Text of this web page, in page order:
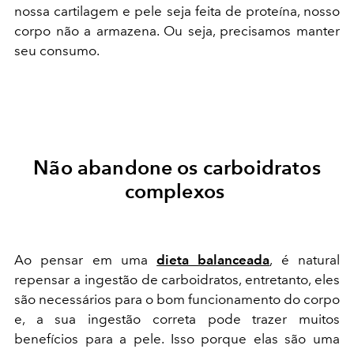
nossa cartilagem e pele seja feita de proteína, nosso
corpo não a armazena. Ou seja, precisamos manter
seu consumo.
Não abandone os carboidratos
complexos
Ao pensar em umadieta balanceada, é natural
repensar a ingestão de carboidratos, entretanto, eles
são necessários para o bom funcionamento do corpo
e, a sua ingestão correta pode trazer muitos
benefícios para a pele. Isso porque elas são uma